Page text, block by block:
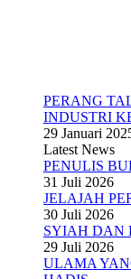
PERANG
INDUSTRI
29 Januari
Latest News
PENULIS
31 Juli 2026
JELAJAH
30 Juli 2026
SYIAH DAN
29 Juli 2026
ULAMA